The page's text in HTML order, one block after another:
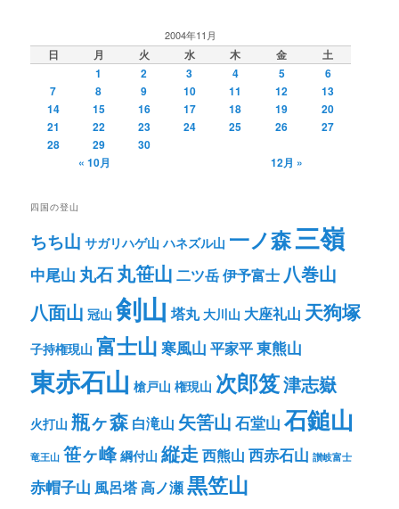
2004年11月
日 月 火 水 木 金
土
1
2 3 4 5
6
7
8 9 10 11 12
13
14
15 16 17 18 19
20
21
22 23 24 25 26
27
28
29
30
« 10月
12月 »
四国の登山
ちち山 サガリハゲ山 ハネズル山 一ノ森三嶺
中尾山 丸石丸笹山 二ツ岳伊予富士 八巻山
八面山 冠山 剣山 塔丸 大川山 大座礼山 天狗塚
子持権現山 富士山 寒風山 平家平東熊山
東赤石山 槍戸山 権現山 次郎笈津志嶽
火打山 瓶ヶ森 白滝山 矢筈山 石堂山 石鎚山
竜王山 笹ヶ峰 綱付山 縦走 西熊山 西赤石山 讃岐富士
赤帽子山 風呂塔高ノ瀬黒笠山